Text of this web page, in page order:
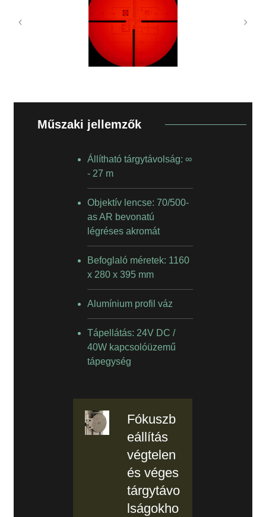
mérésekhez.
Műszaki jellemzők
Állítható tárgytávolság: ∞
- 27 m
Objektív lencse: 70/500-
as AR bevonatú
légréses akromát
Befoglaló méretek: 1160
x 280 x 395 mm
Alumínium profil váz
Tápellátás: 24V DC /
40W kapcsolóüzemű
tápegység
Fókuszb
eállítás
végtelen
és véges
tárgytávo
lságokho